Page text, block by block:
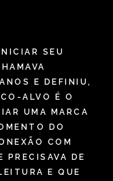
SEU
E DEFINIU,
ALVO É O
UMA MARCA
DO
COM
PRECISAVA DE
E QUE